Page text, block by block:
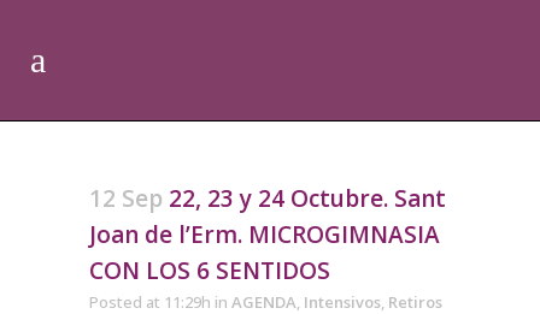
12 Sep 22, 23 y 24 Octubre. Sant
Joan de l’Erm. MICROGIMNASIA
CON LOS 6 SENTIDOS
Posted at 11:29h in AGENDA, Intensivos, Retiros